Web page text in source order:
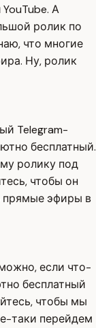
А
ролик по
что многие
Ну, ролик
Telegram-
бесплатный.
ролику под
чтобы он
прямые эфиры в
если что-
бесплатный
чтобы мы
таки перейдем